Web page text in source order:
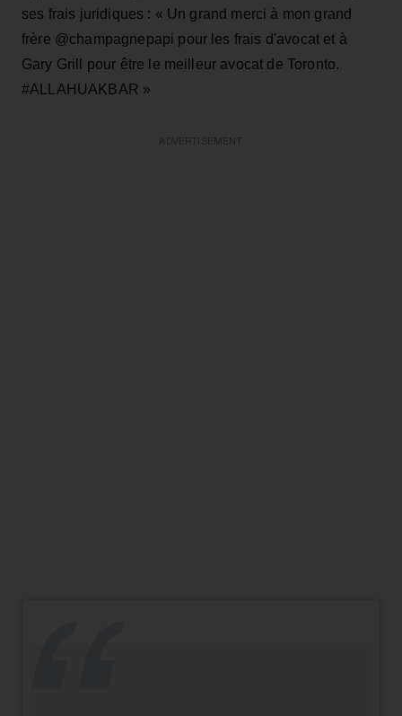
ses frais juridiques : « Un grand merci à mon grand
frère @champagnepapi pour les frais d'avocat et à
Gary Grill pour être le meilleur avocat de Toronto.
#ALLAHUAKBAR »